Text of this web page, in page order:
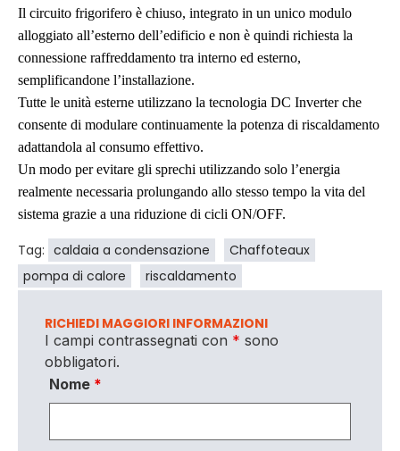
Il circuito frigorifero è chiuso, integrato in un unico modulo
alloggiato all’esterno dell’edificio e non è quindi richiesta la
connessione raffreddamento tra interno ed esterno,
semplificandone l’installazione.
Tutte le unità esterne utilizzano la tecnologia DC Inverterche
consente di modulare continuamente la potenza di riscaldamento
adattandola al consumo effettivo.
Un modo per evitare gli sprechi utilizzando solo l’energia
realmente necessaria prolungando allo stesso tempo la vita del
sistema grazie a una riduzione di cicli ON/OFF.
Tag: caldaia a condensazione
Chaffoteaux
pompa di calore
riscaldamento
RICHIEDI MAGGIORI INFORMAZIONI
I campi contrassegnati con * sono
obbligatori.
Nome *